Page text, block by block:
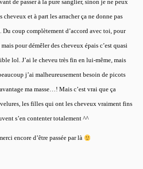
de passer à la pure sanglier, sinon je ne peux
cheveux et à part les arracher ça ne donne pas
Du coup complètement d’accord avec toi, pour
pour démêler des cheveux épais c’est quasi
lol. J’ai le cheveu très fin en lui-même, mais
j’ai malheureusement besoin de picots
ma masse…! Mais c’est vrai que ça
les filles qui ont les cheveux vraiment fins
s’en contenter totalement ^^
encore d’être passée par là